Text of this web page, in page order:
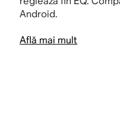
Android.
Află mai mult